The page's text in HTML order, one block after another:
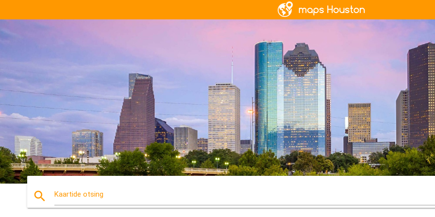
search Kaartide otsing